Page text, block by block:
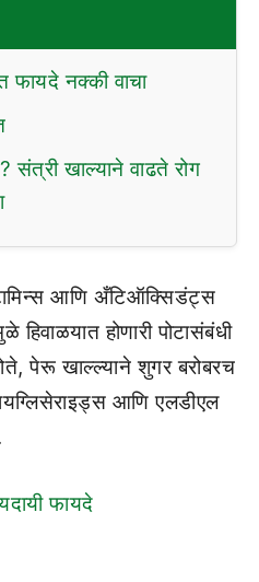
फायदे नक्की वाचा
संत्री खाल्याने वाढते रोग
आणि अँटिऑक्सिडंट्स
होणारी पोटासंबंधी
पेरू खाल्ल्याने शुगर बरोबरच
आणि एलडीएल
फायदे